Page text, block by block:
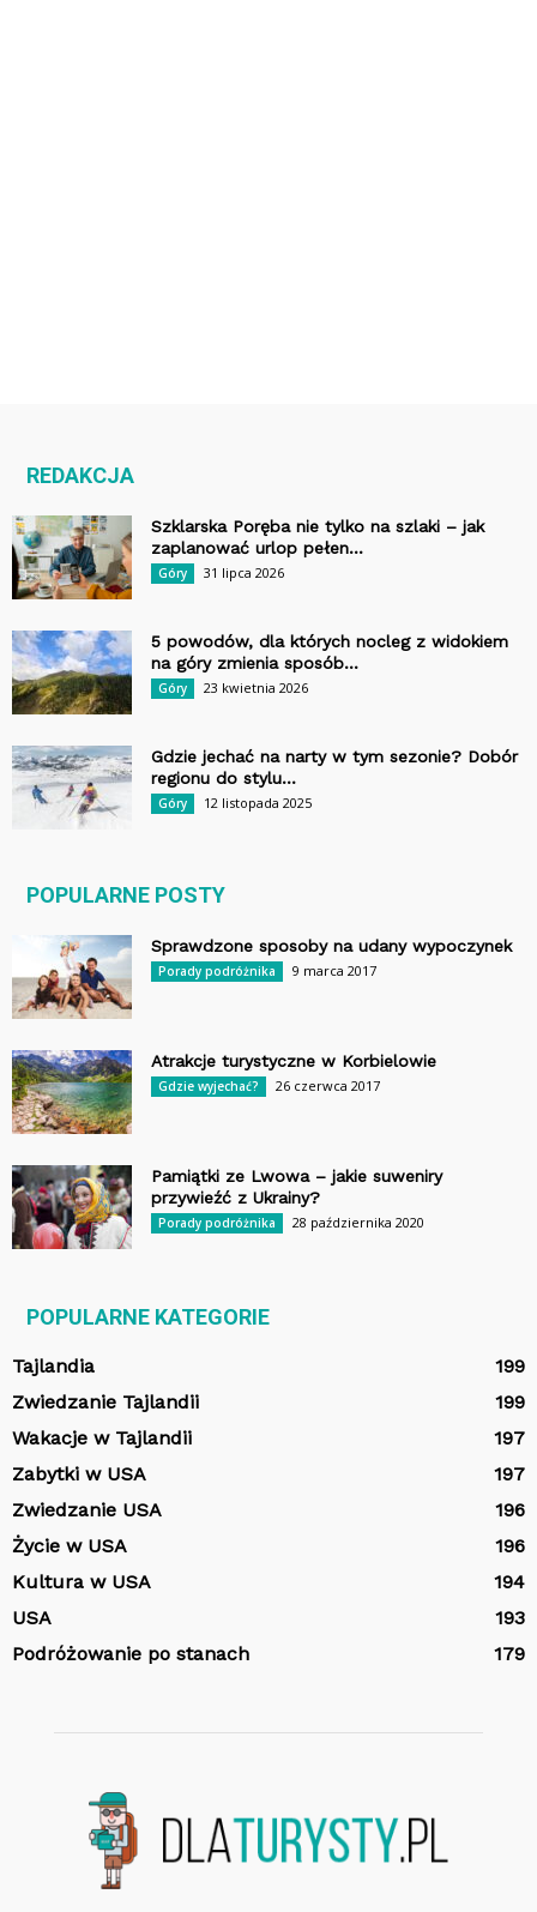
REDAKCJA
Szklarska Poręba nie tylko na szlaki – jak
zaplanować urlop pełen...
Góry 31 lipca 2026
5 powodów, dla których nocleg z widokiem
na góry zmienia sposób...
Góry 23 kwietnia 2026
Gdzie jechać na narty w tym sezonie? Dobór
regionu do stylu...
Góry 12 listopada 2025
POPULARNE POSTY
Sprawdzone sposoby na udany wypoczynek
Porady podróżnika 9 marca 2017
Atrakcje turystyczne w Korbielowie
Gdzie wyjechać? 26 czerwca 2017
Pamiątki ze Lwowa – jakie suweniry
przywieźć z Ukrainy?
Porady podróżnika 28 października 2020
POPULARNE KATEGORIE
Tajlandia
199
Zwiedzanie Tajlandii
199
Wakacje w Tajlandii
197
Zabytki w USA
197
Zwiedzanie USA
196
Życie w USA
196
Kultura w USA
194
USA
193
Podróżowanie po stanach
179